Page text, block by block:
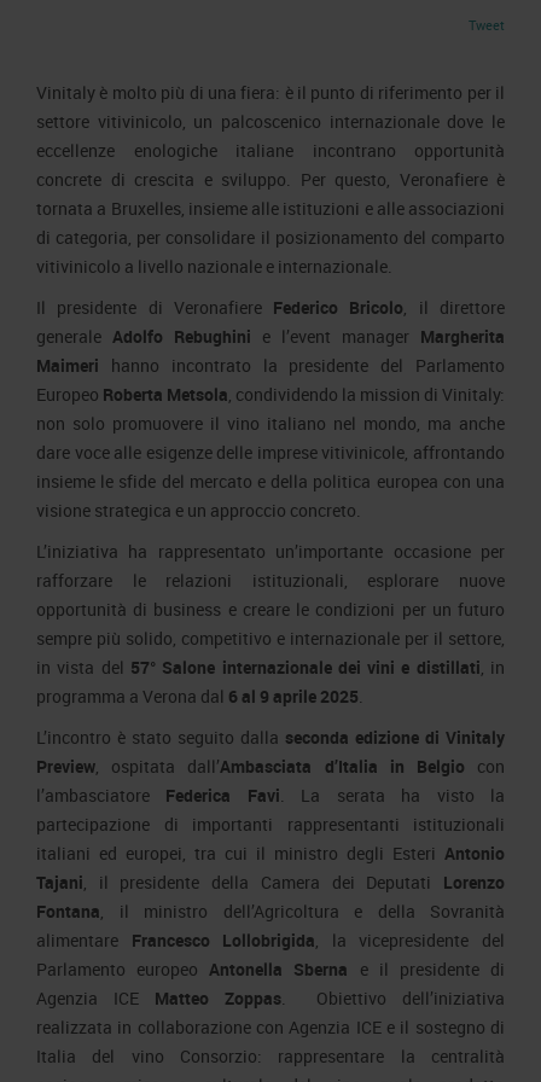
Modello di Organizzazione, Gestione e Controllo
Codice Etico
Responsabilità Sociale d’Impresa
Responsabilità ambientale
Certificazioni riconosciute
Società trasparente
Compensi Organi Societari
Bilanci Societari
Contatti Ufficio Stampa
Contatti
Tweet
Vinitaly è molto più di una fiera: è il punto di riferimento per il
settore vitivinicolo, un palcoscenico internazionale dove le
eccellenze enologiche italiane incontrano opportunità
concrete di crescita e sviluppo. Per questo, Veronafiere è
tornata a Bruxelles, insieme alle istituzioni e alle associazioni
di categoria, per consolidare il posizionamento del comparto
vitivinicolo a livello nazionale e internazionale.
Il presidente di Veronafiere Federico Bricolo, il direttore
generale Adolfo Rebughini e l’event manager Margherita
Maimeri hanno incontrato la presidente del Parlamento
Europeo Roberta Metsola, condividendo la mission di Vinitaly:
non solo promuovere il vino italiano nel mondo, ma anche
dare voce alle esigenze delle imprese vitivinicole, affrontando
insieme le sfide del mercato e della politica europea con una
visione strategica e un approccio concreto.
L’iniziativa ha rappresentato un’importante occasione per
rafforzare le relazioni istituzionali, esplorare nuove
opportunità di business e creare le condizioni per un futuro
sempre più solido, competitivo e internazionale per il settore,
in vista del 57° Salone internazionale dei vini e distillati, in
programma a Verona dal 6 al 9 aprile 2025.
L’incontro è stato seguito dalla seconda edizione di Vinitaly
Preview, ospitata dall’Ambasciata d’Italia in Belgio con
l’ambasciatore Federica Favi. La serata ha visto la
partecipazione di importanti rappresentanti istituzionali
italiani ed europei, tra cui il ministro degli Esteri Antonio
Tajani, il presidente della Camera dei Deputati Lorenzo
Fontana, il ministro dell’Agricoltura e della Sovranità
alimentare Francesco Lollobrigida, la vicepresidente del
Parlamento europeoAntonella Sberna e il presidente di
Agenzia ICE Matteo Zoppas. Obiettivo dell’iniziativa
realizzata in collaborazione con Agenzia ICE e il sostegno di
Italia del vino Consorzio: rappresentare la centralità